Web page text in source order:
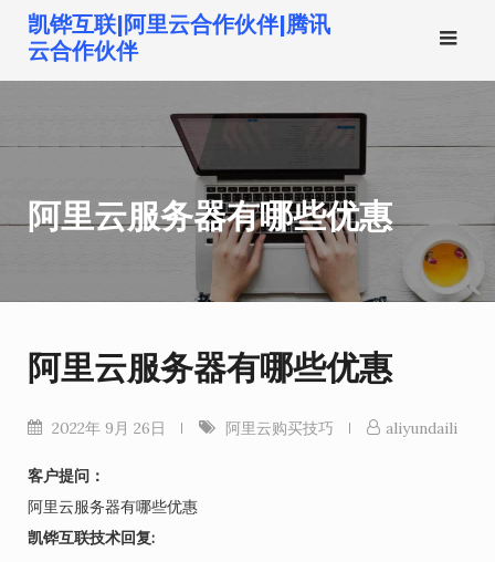
到
凯铧互联|阿里云合作伙伴|腾讯
云合作伙伴
阿里云服务器有哪些优惠
阿里云服务器有哪些优惠
2022年 9月 26日 阿里云购买技巧 aliyundaili
客户提问：
阿里云服务器有哪些优惠
凯铧互联技术回复: